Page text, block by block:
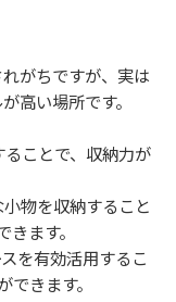
がちですが、実は
高い場所です。
ことで、収納力が
物を収納すること
ます。
を有効活用するこ
きます。